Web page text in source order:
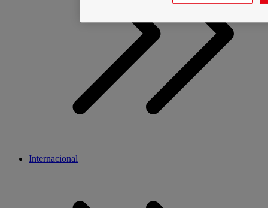
Internacional